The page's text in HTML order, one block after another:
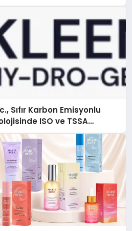
Sıfır Karbon Emisyonlu
ISO ve TSSA
Aldı